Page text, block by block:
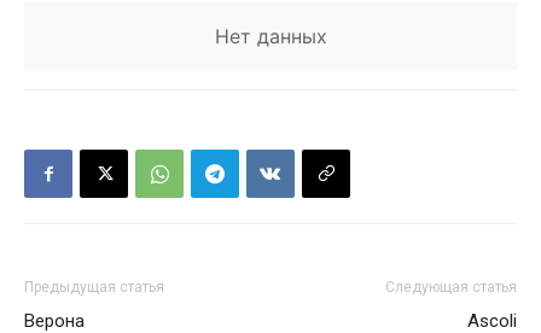
Нет данных
Предыдущая статья
Верона
Следующая статья
Ascoli